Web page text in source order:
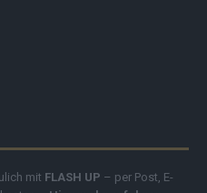
mit FLASH UP – per Post, E-